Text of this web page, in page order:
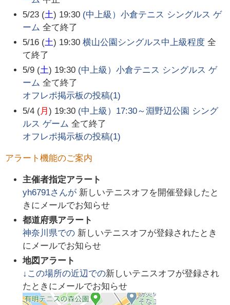
5/23 (土) 19:30 (中上級）小倉テニス シングルス ゲ
ーム 全て終了
5/16 (土) 19:30 横山公園シングルス中上級程度 全
て終了
5/9 (土) 19:30 (中上級）小倉テニス シングルス ゲ
ーム 全て終了
オフレポ掲示板の投稿(1)
5/4 (月) 19:30 (中上級）17:30～淵野辺公園 シング
ルス ゲーム 全て終了
オフレポ掲示板の投稿(1)
アラート機能のご案内
主催者指定アラート
yh6791さんが 新しいテニスオフを開催登録したと
きにメールでお知らせ
都道府県アラート
神奈川県での 新しいテニスオフが登録されたとき
にメールでお知らせ
地図アラート
↓この場所の近辺での新しいテニスオフが登録され
たときにメールでお知らせ